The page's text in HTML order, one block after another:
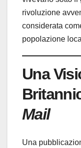
rivoluzione
considerata
popolazione
Una
Mail
Una